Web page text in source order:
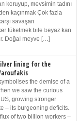
koruyup, mevsimin tadını
kaçınmak Çok fazla
savaşan
tüketmek bile beyaz kan
Doğal meyve […]
lining for the
the demise of a
we saw the curious
growing stronger
– its burgeoning deficits.
of two billion workers –